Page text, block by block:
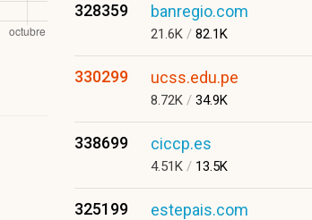
328359 banregio.com
21.6K / 82.1K
330299 ucss.edu.pe
8.72K / 34.9K
338699 ciccp.es
4.51K / 13.5K
325199 estepais.com